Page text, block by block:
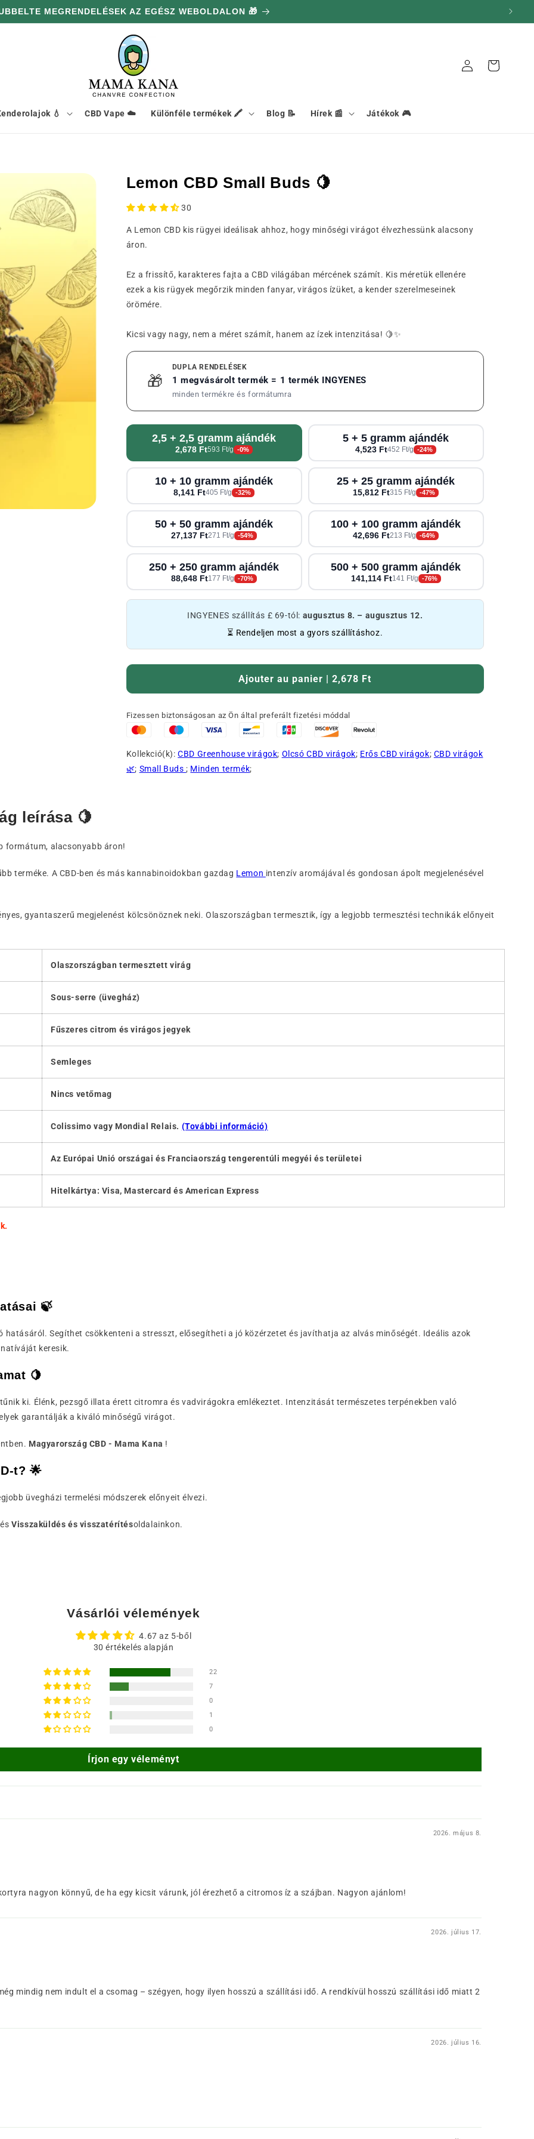
MEGRENDELÉSEK AZ EGÉSZ WEBOLDALON 🎁
💧 CBD Vape ☁️ Különféle termékek 🖍️ Blog 📝 Hírek 📰 Játékok 🎮
Kapcsolat Kosár
Lemon CBD Small Buds 🍋
30
A Lemon CBD kis rügyei ideálisak ahhoz, hogy minőségi virágot élvezhessünk alacsony
áron.
Ez a frissítő, karakteres fajta a CBD világában mércének számít. Kis méretük ellenére
ezek a kis rügyek megőrzik minden fanyar, virágos ízüket, a kender szerelmeseinek
örömére.
Kicsi vagy nagy, nem a méret számít, hanem az ízek intenzitása! 🍋✨
🎁
DUPLA RENDELÉSEK
1 megvásárolt termék = 1 termék INGYENES
minden termékre és formátumra
2,5 + 2,5 gramm ajándék
2,678 Ft593 Ft/g -0%
5 + 5 gramm ajándék
4,523 Ft452 Ft/g -24%
10 + 10 gramm ajándék
8,141 Ft405 Ft/g -32%
25 + 25 gramm ajándék
15,812 Ft315 Ft/g -47%
50 + 50 gramm ajándék
27,137 Ft271 Ft/g -54%
100 + 100 gramm ajándék
42,696 Ft213 Ft/g -64%
250 + 250 gramm ajándék
88,648 Ft177 Ft/g -70%
500 + 500 gramm ajándék
141,114 Ft141 Ft/g -76%
INGYENES szállítás £ 69-tól: augusztus 8. – augusztus 12.
⏳ Rendeljen most a gyors szállításhoz.
Ajouter au panier | 2,678 Ft
Fizessen biztonságosan az Ön által preferált fizetési móddal
Kollekció(k):CBD Greenhouse virágok; Olcsó CBD virágok; Erős CBD virágok; CBD virágok
🌿; Small Buds; Minden termék;
leírása 🍋
formátum, alacsonyabb áron!
terméke. A CBD-ben és más kannabinoidokban gazdag Lemon intenzív aromájával és gondosan ápolt megjelenésével
gyantaszerű megjelenést kölcsönöznek neki. Olaszországban termesztik, így a legjobb termesztési technikák előnyeit
Olaszországban termesztett virág
Sous-serre (üvegház)
Fűszeres citrom és virágos jegyek
Semleges
Nincs vetőmag
Colissimo vagy Mondial Relais. (További információ)
Az Európai Unió országai és Franciaország tengerentúli megyéi és területei
Hitelkártya: Visa, Mastercard és American Express
🍃
hatásáról. Segíthet csökkenteni a stresszt, elősegítheti a jó közérzetet és javíthatja az alvás minőségét. Ideális azok
keresik.
🍋
ki. Élénk, pezsgő illata érett citromra és vadvirágokra emlékeztet. Intenzitását természetes terpénekben való
garantálják a kiváló minőségű virágot.
Magyarország CBD - Mama Kana !
t? 🌟
üvegházi termelési módszerek előnyeit élvezi.
ésVisszaküldés és visszatérítésoldalainkon.
Vásárlói vélemények
4.67 az 5-ből
30 értékelés alapján
22
7
0
1
0
Írjon egy véleményt
2026. május 8.
nagyon könnyű, de ha egy kicsit várunk, jól érezhető a citromos íz a szájban. Nagyon ajánlom!
2026. július 17.
mindig nem indult el a csomag – szégyen, hogy ilyen hosszú a szállítási idő. A rendkívül hosszú szállítási idő miatt 2
2026. július 16.